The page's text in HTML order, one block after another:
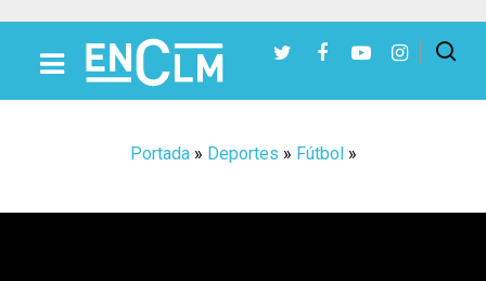
Portada» Deportes » Fútbol»